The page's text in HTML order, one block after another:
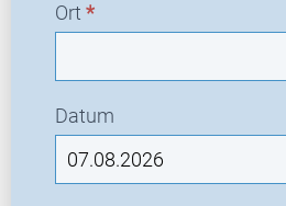
Ort *
Datum